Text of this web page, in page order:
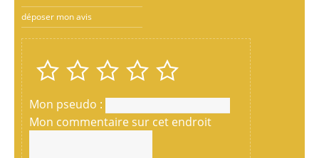
déposer mon avis
Mon pseudo :
Mon commentaire sur cet endroit